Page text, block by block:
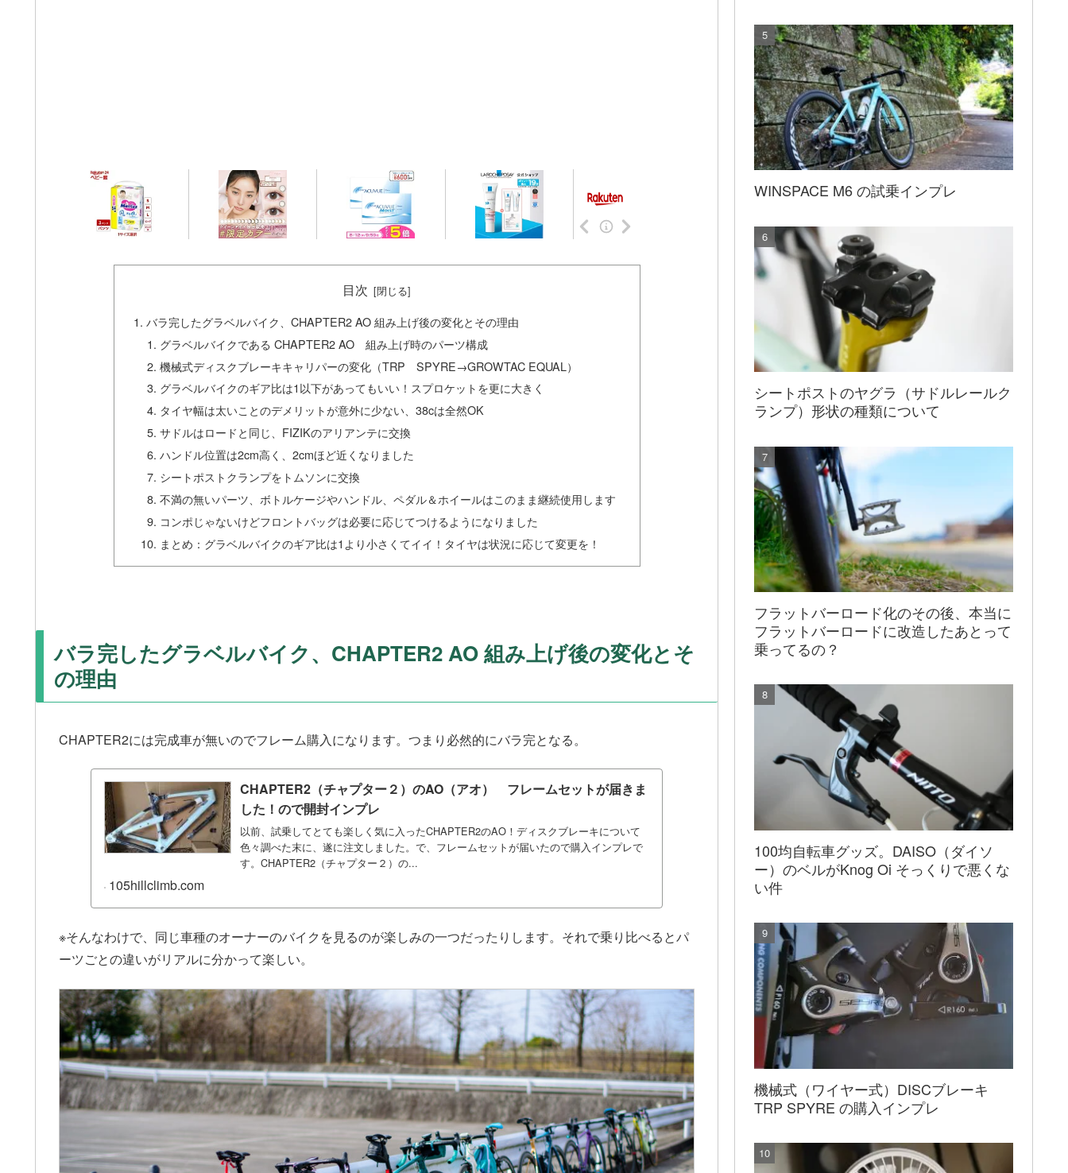
目次
バラ完したグラベルバイク、CHAPTER2 AO 組み上げ後の変化とその理由
グラベルバイクである CHAPTER2 AO 組み上げ時のパーツ構成
機械式ディスクブレーキキャリパーの変化（TRP SPYRE→GROWTAC EQUAL）
グラベルバイクのギア比は1以下があってもいい！スプロケットを更に大きく
タイヤ幅は太いことのデメリットが意外に少ない、38cは全然OK
サドルはロードと同じ、FIZIKのアリアンテに交換
ハンドル位置は2cm高く、2cmほど近くなりました
シートポストクランプをトムソンに交換
不満の無いパーツ、ボトルケージやハンドル、ペダル＆ホイールはこのまま継続使用します
コンポじゃないけどフロントバッグは必要に応じてつけるようになりました
まとめ：グラベルバイクのギア比は1より小さくてイイ！タイヤは状況に応じて変更を！
バラ完したグラベルバイク、CHAPTER2 AO 組み上げ後の変化とそ
の理由
CHAPTER2には完成車が無いのでフレーム購入になります。つまり必然的にバラ完となる。
CHAPTER2（チャプター２）のAO（アオ） フレームセットが届きま
した！ので開封インプレ
以前、試乗してとても楽しく気に入ったCHAPTER2のAO！ディスクブレーキについて
色々調べた末に、遂に注文しました。で、フレームセットが届いたので購入インプレで
す。CHAPTER2（チャプター２）の...
105hillclimb.com
※そんなわけで、同じ車種のオーナーのバイクを見るのが楽しみの一つだったりします。それで乗り比べるとパ
ーツごとの違いがリアルに分かって楽しい。
WINSPACE M6 の試乗インプレ
シートポストのヤグラ（サドルレールク
ランプ）形状の種類について
フラットバーロード化のその後、本当に
フラットバーロードに改造したあとって
乗ってるの？
100均自転車グッズ。DAISO（ダイソ
ー）のベルがKnog Oi そっくりで悪くな
い件
機械式（ワイヤー式）DISCブレーキ
TRP SPYRE の購入インプレ